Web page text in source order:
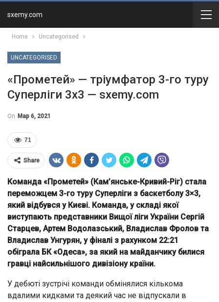
sxemy.com
Home Uncategorised
UNCATEGORISED
«Прометей» — тріумфатор 3-го туру
Суперліги 3х3 — sxemy.com
On Мар 6, 2021
71
Share
Команда «Прометей» (Кам’янське-Кривий-Ріг) стала
переможцем 3-го туру Суперліги з баскетболу 3×3,
який відбувся у Києві. Команда, у складі якої
виступають представники Вищої ліги України Сергій
Старцев, Артем Водолазський, Владислав Фролов та
Владислав Унгурян, у фіналі з рахунком 22:21
обіграла БК «Одеса», за який на майданчику билися
гравці найсильнішого дивізіону країни.
У дебюті зустрічі команди обмінялися кількома
вдалими кидками та деякий час не відпускали в